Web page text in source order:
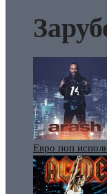
Евро поп